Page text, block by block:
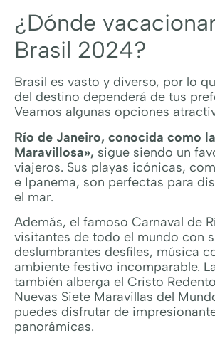
¿Dónde
Brasil 2024?
Brasil es vasto y diverso, por lo
del destino dependerá de tus
Veamos algunas opciones
Río de Janeiro, conocida como
Maravillosa», sigue siendo un
viajeros. Sus playas icónicas,
e Ipanema, son perfectas para
el mar.
Además, el famoso Carnaval de
visitantes de todo el mundo con
deslumbrantes desfiles, música
ambiente festivo incomparable.
también alberga el Cristo
Nuevas Siete Maravillas del
puedes disfrutar de
panorámicas.